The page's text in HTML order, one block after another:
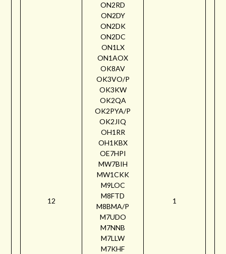
12
ON2RD
ON2DY
ON2DK
ON2DC
ON1LX
ON1AOX
OK8AV
OK3VO/P
OK3KW
OK2QA
OK2PYA/P
OK2JIQ
OH1RR
OH1KBX
OE7HPI
MW7BIH
MW1CKK
M9LOC
M8FTD
M8BMA/P
M7UDO
M7NNB
M7LLW
M7KHF
1